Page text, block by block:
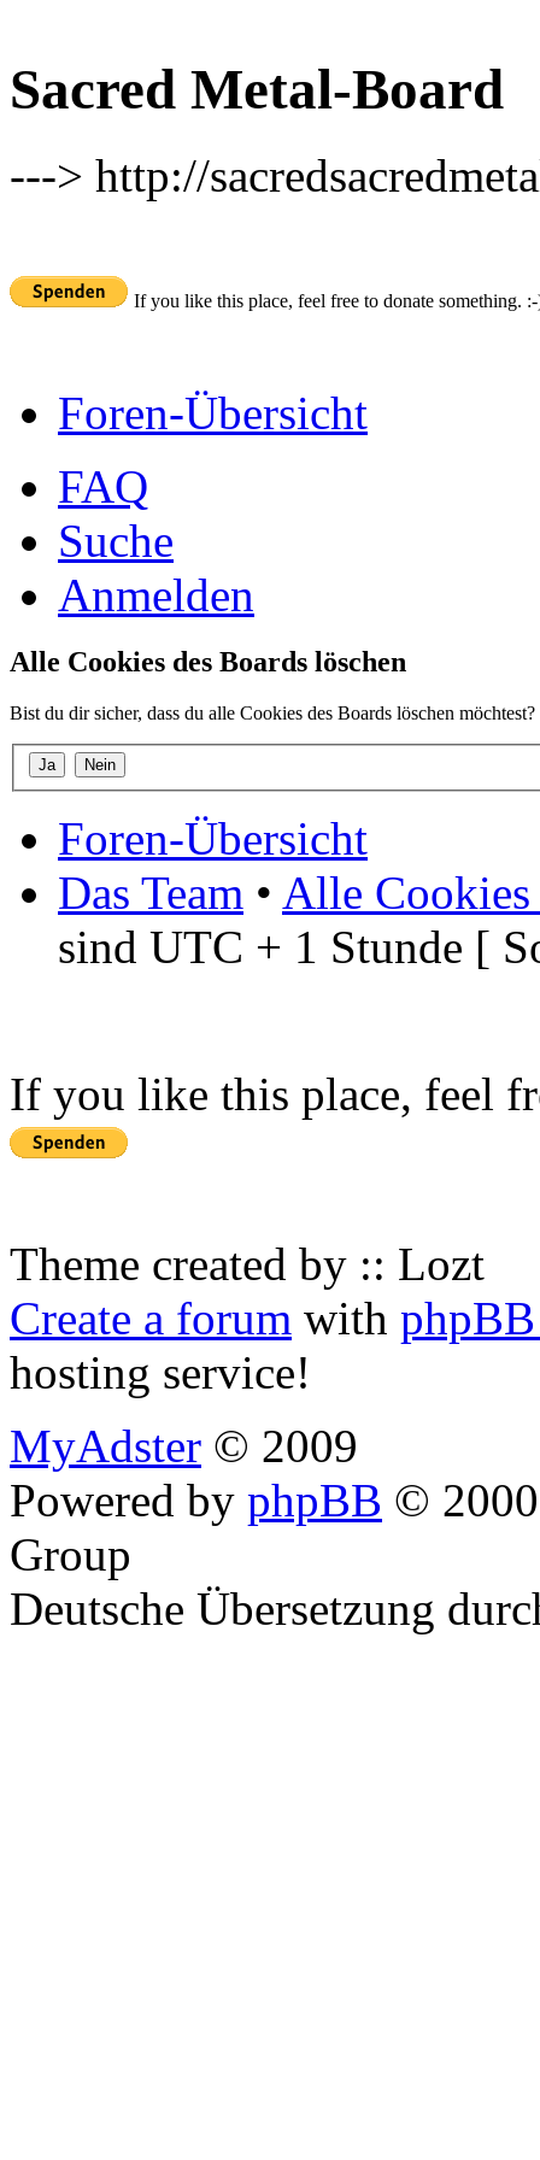
Sacred Metal-Board
---> http://
If you like this place, feel free to donate something.
Foren-Übersicht
FAQ
Suche
Anmelden
Alle Cookies des Boards löschen
Bist du dir sicher, dass du alle Cookies des Boards löschen möchtest?
Foren-Übersicht
Das Team • Alle Cookies
sind UTC + 1 Stunde [
If you like this place, feel
Theme created by :: Lozt
Create a forum with
hosting service!
MyAdster © 2009
Powered by phpBB ©
Group
Deutsche Übersetzung